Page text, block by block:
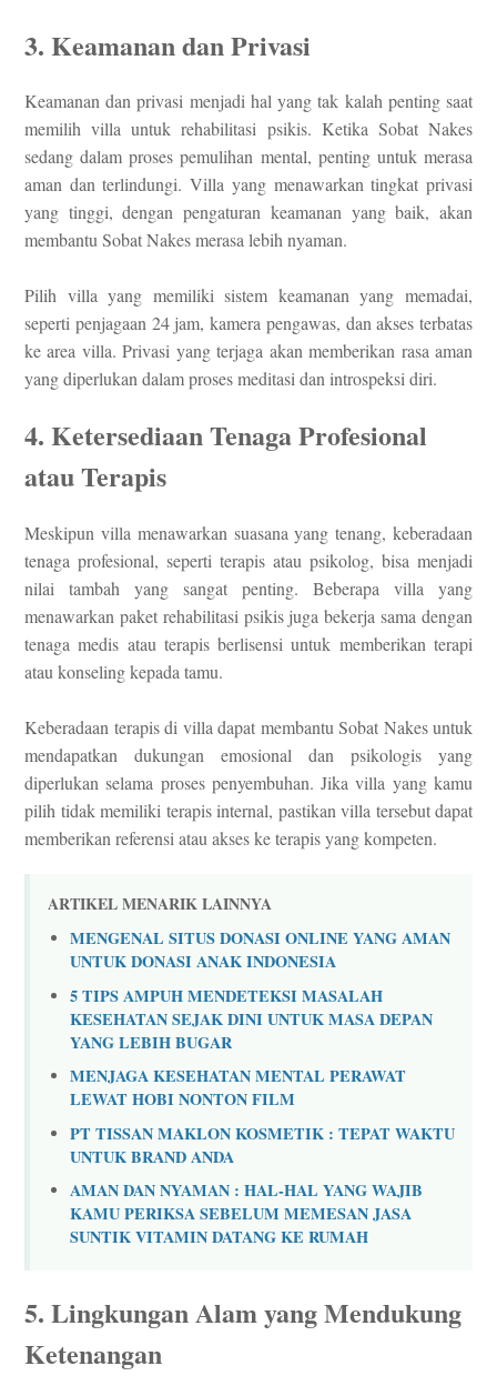
3. Keamanan dan Privasi
Keamanan dan privasi menjadi hal yang tak kalah penting saat
memilih villa untuk rehabilitasi psikis. Ketika Sobat Nakes
sedang dalam proses pemulihan mental, penting untuk merasa
aman dan terlindungi. Villa yang menawarkan tingkat privasi
yang tinggi, dengan pengaturan keamanan yang baik, akan
membantu Sobat Nakes merasa lebih nyaman.
Pilih villa yang memiliki sistem keamanan yang memadai,
seperti penjagaan 24 jam, kamera pengawas, dan akses terbatas
ke area villa. Privasi yang terjaga akan memberikan rasa aman
yang diperlukan dalam proses meditasi dan introspeksi diri.
4. Ketersediaan Tenaga Profesional
atau Terapis
Meskipun villa menawarkan suasana yang tenang, keberadaan
tenaga profesional, seperti terapis atau psikolog, bisa menjadi
nilai tambah yang sangat penting. Beberapa villa yang
menawarkan paket rehabilitasi psikis juga bekerja sama dengan
tenaga medis atau terapis berlisensi untuk memberikan terapi
atau konseling kepada tamu.
Keberadaan terapis di villa dapat membantu Sobat Nakes untuk
mendapatkan dukungan emosional dan psikologis yang
diperlukan selama proses penyembuhan. Jika villa yang kamu
pilih tidak memiliki terapis internal, pastikan villa tersebut dapat
memberikan referensi atau akses ke terapis yang kompeten.
ARTIKEL MENARIK LAINNYA
MENGENAL SITUS DONASI ONLINE YANG AMAN
UNTUK DONASI ANAK INDONESIA
5 TIPS AMPUH MENDETEKSI MASALAH
KESEHATAN SEJAK DINI UNTUK MASA DEPAN
YANG LEBIH BUGAR
MENJAGA KESEHATAN MENTAL PERAWAT
LEWAT HOBI NONTON FILM
PT TISSAN MAKLON KOSMETIK : TEPAT WAKTU
UNTUK BRAND ANDA
AMAN DAN NYAMAN : HAL-HAL YANG WAJIB
KAMU PERIKSA SEBELUM MEMESAN JASA
SUNTIK VITAMIN DATANG KE RUMAH
5. Lingkungan Alam yang Mendukung
Ketenangan